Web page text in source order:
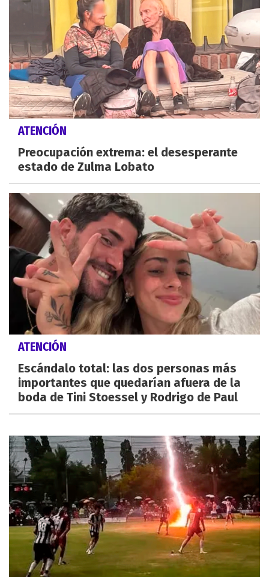
ATENCIÓN
Preocupación extrema: el desesperante
estado de Zulma Lobato
ATENCIÓN
Escándalo total: las dos personas más
importantes que quedarían afuera de la
boda de Tini Stoessel y Rodrigo de Paul